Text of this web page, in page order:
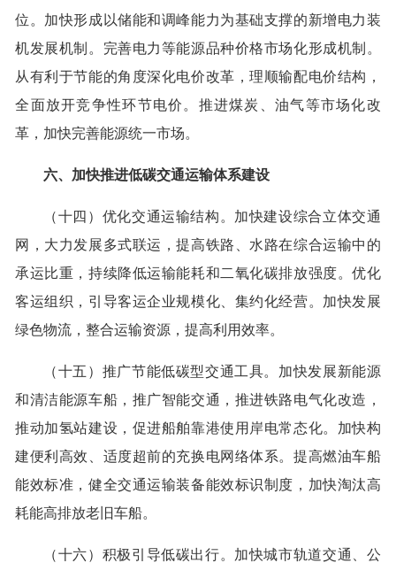
位。加快形成以储能和调峰能力为基础支撑的新增电力装
机发展机制。完善电力等能源品种价格市场化形成机制。
从有利于节能的角度深化电价改革，理顺输配电价结构，
全面放开竞争性环节电价。推进煤炭、油气等市场化改
革，加快完善能源统一市场。
六、加快推进低碳交通运输体系建设
（十四）优化交通运输结构。加快建设综合立体交通
网，大力发展多式联运，提高铁路、水路在综合运输中的
承运比重，持续降低运输能耗和二氧化碳排放强度。优化
客运组织，引导客运企业规模化、集约化经营。加快发展
绿色物流，整合运输资源，提高利用效率。
（十五）推广节能低碳型交通工具。加快发展新能源
和清洁能源车船，推广智能交通，推进铁路电气化改造，
推动加氢站建设，促进船舶靠港使用岸电常态化。加快构
建便利高效、适度超前的充换电网络体系。提高燃油车船
能效标准，健全交通运输装备能效标识制度，加快淘汰高
耗能高排放老旧车船。
（十六）积极引导低碳出行。加快城市轨道交通、公